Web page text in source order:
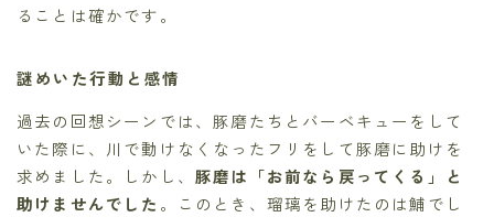
ることは確かです。
謎めいた行動と感情
過去の回想シーンでは、豚磨たちとバーベキューをして
いた際に、川で動けなくなったフリをして豚磨に助けを
求めました。しかし、 豚磨は「お前なら戻ってくる」と
助けませんでした 。このとき、瑠璃を助けたのは鯆でし